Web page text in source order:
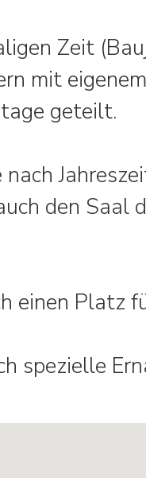
Zeit
mit
geteilt.
den Saal
einen Platz
spezielle